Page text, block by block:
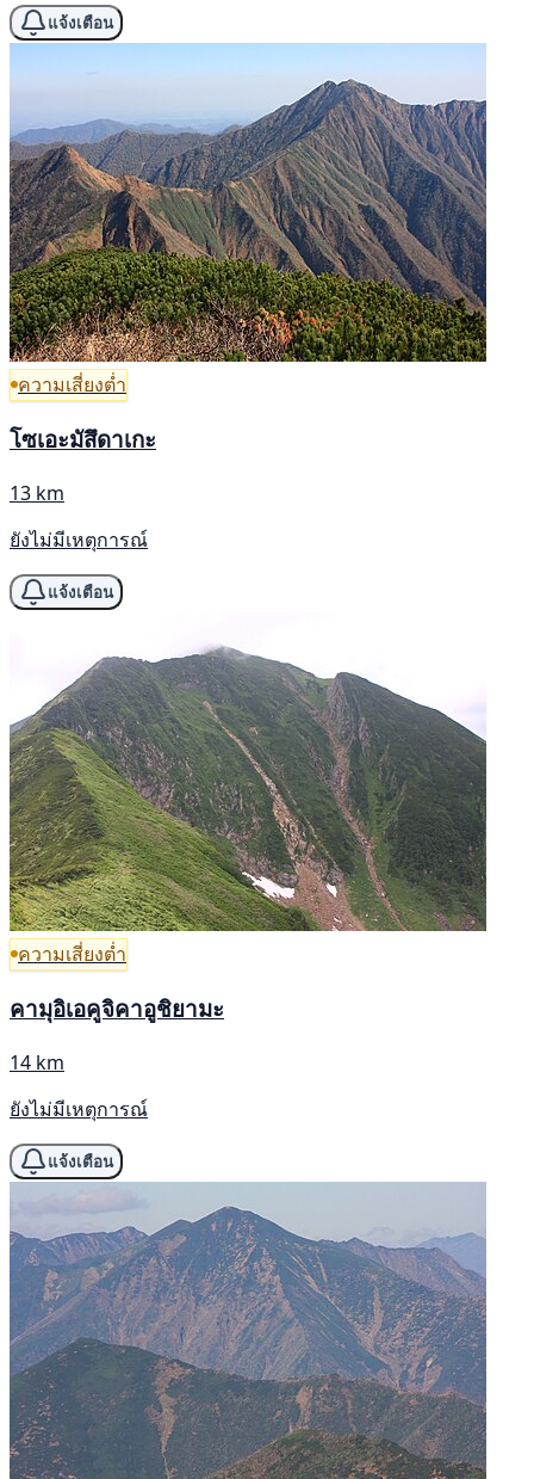
แจ้งเตือน
ความเสี่ยงต่ำ
โซเอะมัสึดาเกะ
13 km
ยังไม่มีเหตุการณ์
แจ้งเตือน
ความเสี่ยงต่ำ
คามุอิเอคูจิคาอูชิยามะ
14 km
ยังไม่มีเหตุการณ์
แจ้งเตือน